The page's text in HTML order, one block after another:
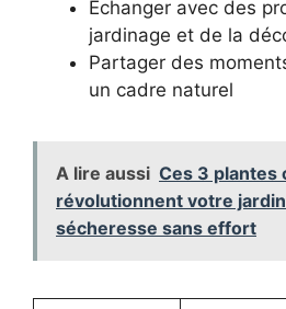
Échanger avec des
jardinage et de la
Partager des
un cadre naturel
A lire aussi Ces 3 plantes
révolutionnent votre
sécheresse sans effort